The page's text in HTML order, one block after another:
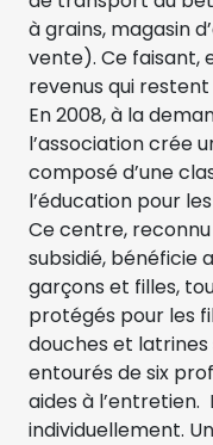
à grains, magasin
vente). Ce faisant,
revenus qui
En 2008, à la
l’association crée
composé d’une
l’éducation pour
Ce centre,
subsidié, bénéficie
garçons et filles,
protégés pour les
douches et
entourés de six
aides à l’entretien.
individuellement.